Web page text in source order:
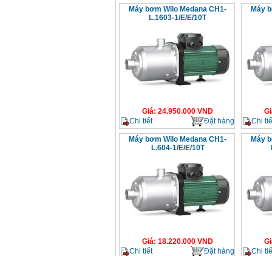
Máy bơm Wilo Medana CH1-
L.1603-1/E/E/10T
Giá: 24.950.000 VND
Chi tiết
Đặt hàng
Máy
Chi
Máy bơm Wilo Medana CH1-
L.604-1/E/E/10T
Giá: 18.220.000 VND
Chi tiết
Đặt hàng
Máy
Chi